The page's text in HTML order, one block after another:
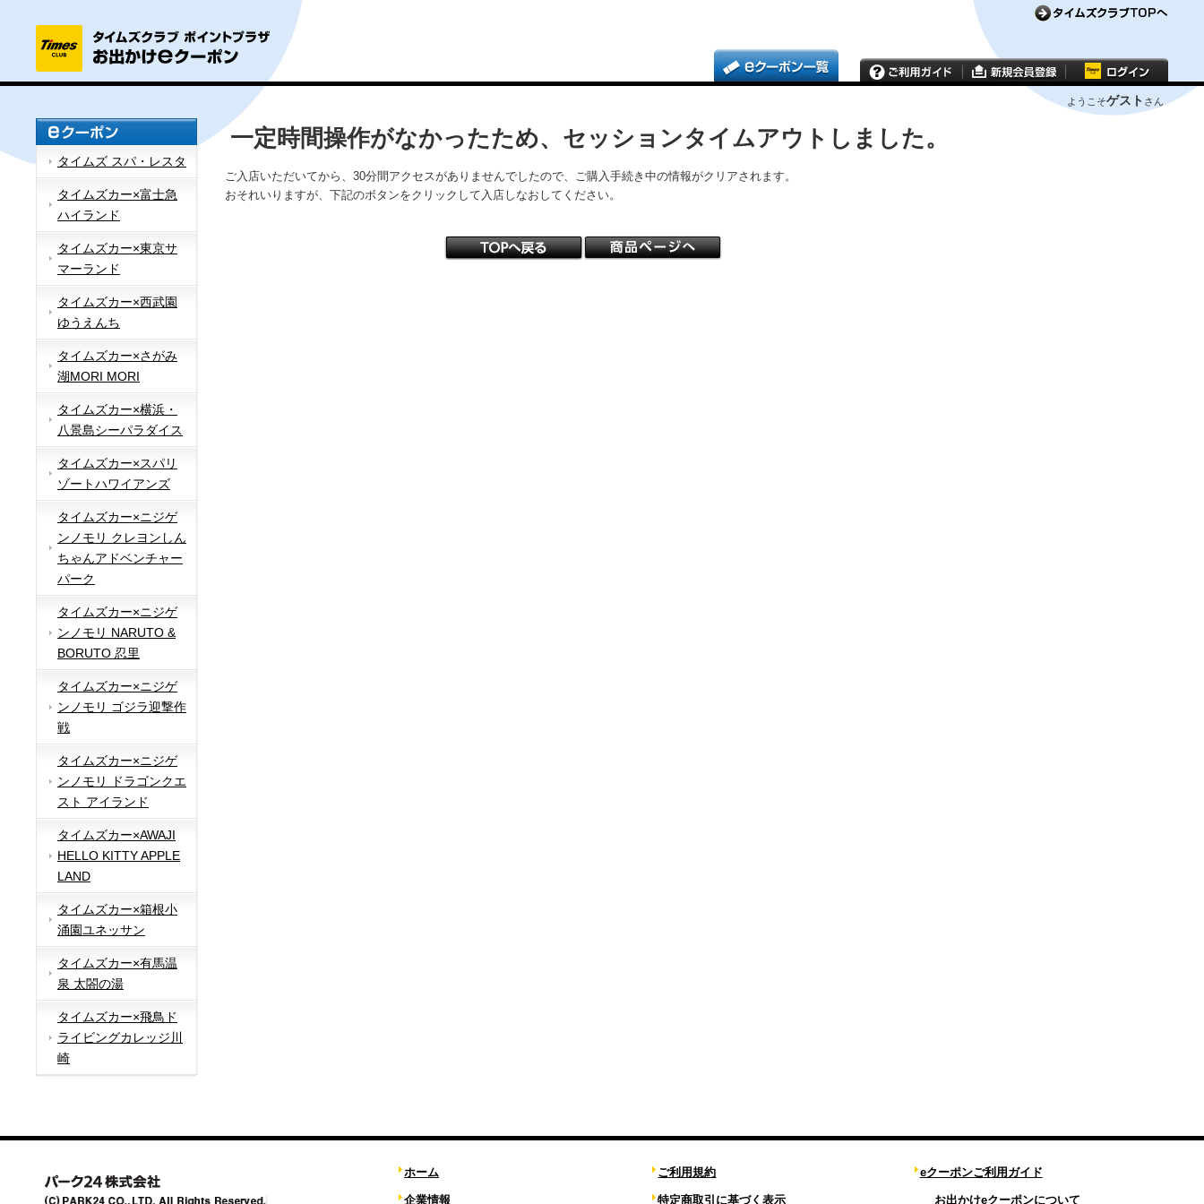
ようこそゲスト さん
タイムズ スパ・レスタ
タイムズカー×富士急
ハイランド
タイムズカー×東京サ
マーランド
タイムズカー×西武園
ゆうえんち
タイムズカー×さがみ
湖MORI MORI
タイムズカー×横浜・
八景島シーパラダイス
タイムズカー×スパリ
ゾートハワイアンズ
タイムズカー×ニジゲ
ンノモリ クレヨンしん
ちゃんアドベンチャー
パーク
タイムズカー×ニジゲ
ンノモリ NARUTO &
BORUTO 忍里
タイムズカー×ニジゲ
ンノモリ ゴジラ迎撃作
戦
タイムズカー×ニジゲ
ンノモリ ドラゴンクエ
スト アイランド
タイムズカー×AWAJI
HELLO KITTY APPLE
LAND
タイムズカー×箱根小
涌園ユネッサン
タイムズカー×有馬温
泉 太閤の湯
タイムズカー×飛鳥ド
ライビングカレッジ川
崎
一定時間操作がなかったため、セッションタイムアウトしました。
ご入店いただいてから、30分間アクセスがありませんでしたので、ご購入手続き中の情報がクリアされます。
おそれいりますが、下記のボタンをクリックして入店しなおしてください。
ホーム
企業情報
ご利用規約
特定商取引に基づく表示
eクーポンご利用ガイド
お出かけeクーポンについて